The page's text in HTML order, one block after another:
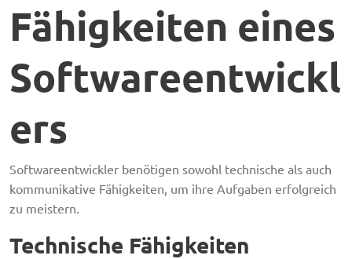
Fähigkeiten eines
Softwareentwickl
ers
Softwareentwickler benötigen sowohl technische als auch
kommunikative Fähigkeiten, um ihre Aufgaben erfolgreich
zu meistern.
Technische Fähigkeiten